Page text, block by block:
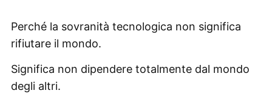
Perché la sovranità tecnologica non significa
rifiutare il mondo.
Significa non dipendere totalmente dal mondo
degli altri.